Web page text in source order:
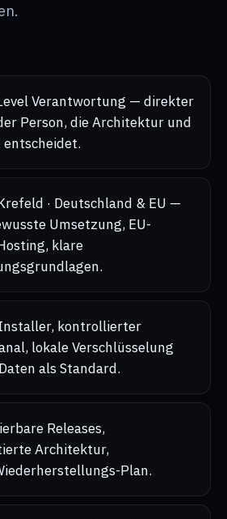
Verantwortung — direkter
Person, die Architektur und
entscheidet.
· Deutschland & EU —
Umsetzung, EU-
klare
kontrollierter
lokale Verschlüsselung
als Standard.
Releases,
Architektur,
Plan.